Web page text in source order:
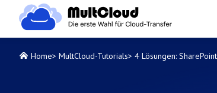
Home> MultCloud-Tutorials> 4 Lösungen: